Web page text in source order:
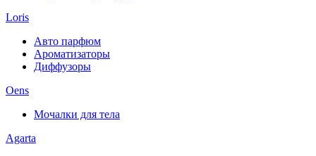
Loris
Авто парфюм
Ароматизаторы
Диффузоры
Oens
Мочалки для тела
Agarta